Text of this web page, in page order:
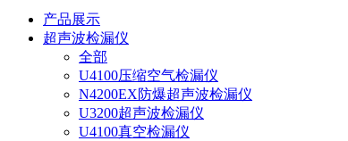
产品展示
超声波检漏仪
全部
U4100压缩空气检漏仪
N4200EX防爆超声波检漏仪
U3200超声波检漏仪
U4100真空检漏仪